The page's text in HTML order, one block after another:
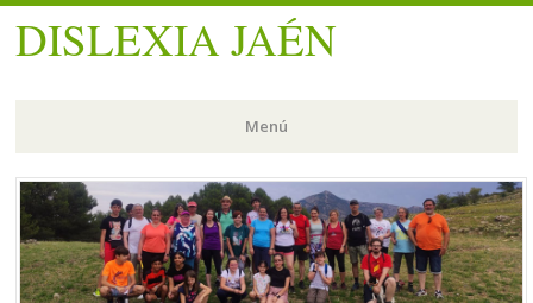
DISLEXIA JAÉN
Menú
Saltar
al
contenido.